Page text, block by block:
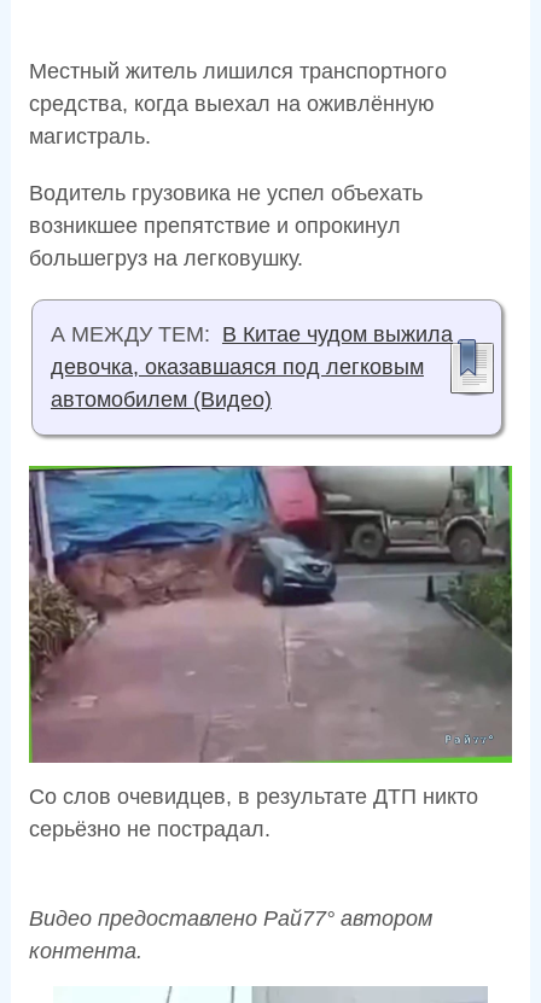
Местный житель лишился транспортного
средства, когда выехал на оживлённую
магистраль.
Водитель грузовика не успел объехать
возникшее препятствие и опрокинул
большегруз на легковушку.
А МЕЖДУ ТЕМ: В Китае чудом выжила
девочка, оказавшаяся под легковым
автомобилем (Видео)
Со слов очевидцев, в результате ДТП никто
серьёзно не пострадал.
Видео предоставлено Рай77° автором
контента.